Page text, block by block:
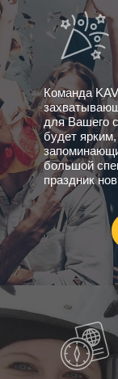
Команда
для Вашего
будет
большой
праздник